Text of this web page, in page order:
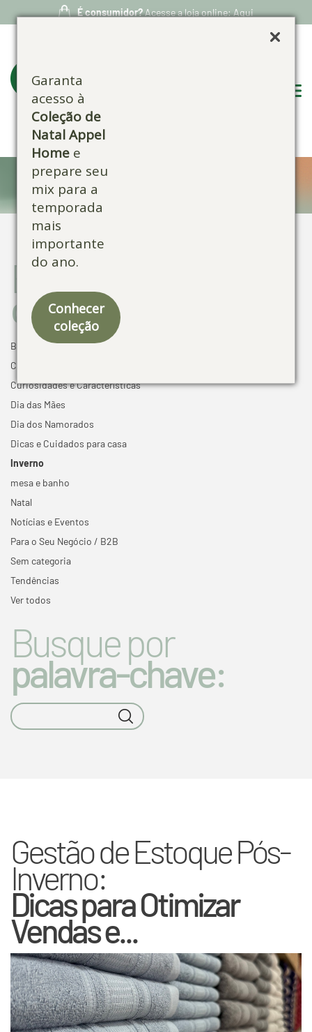
Garanta
acesso à
Coleção de
Natal Appel
Home e
prepare seu
mix para a
temporada
mais
importante
do ano.
Conhecer
coleção
É consumidor?Acesse a loja online: Aqui
Escolha por
categoria:
Black Friday
Cama mesa e banho
Curiosidades e Características
Dia das Mães
Dia dos Namorados
Dicas e Cuidados para casa
Inverno
mesa e banho
Natal
Notícias e Eventos
Para o Seu Negócio / B2B
Sem categoria
Tendências
Ver todos
Busque por
palavra-chave:
Gestão de Estoque Pós-
Inverno:
Dicas para Otimizar
Vendas e...